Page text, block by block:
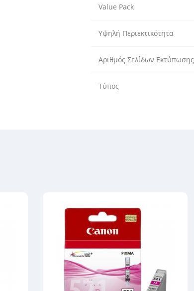
Value Pack
Υψηλή Περιεκτικότητα
Αριθμός Σελίδων Εκτύπωσης
Τύπος